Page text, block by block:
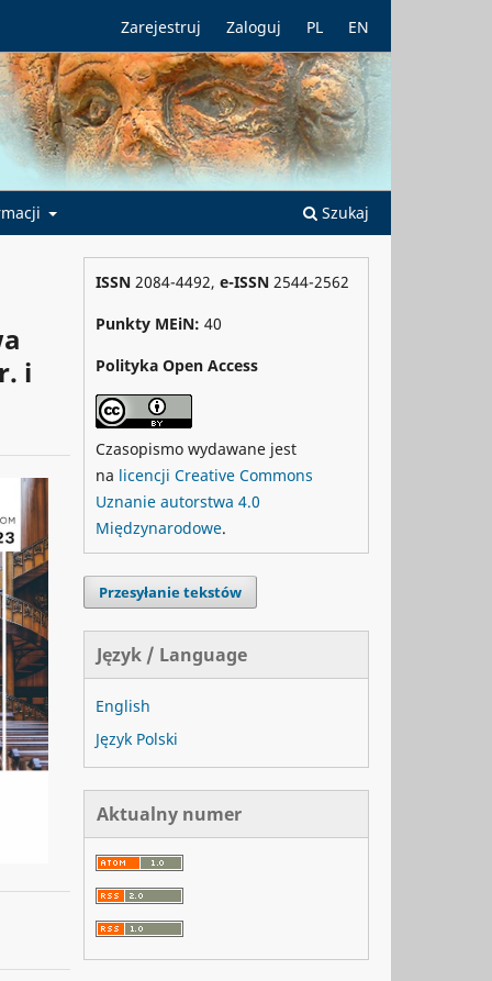
Szukaj
Zarejestruj Zaloguj PL EN
i
ISSN 2084-4492, e-ISSN 2544-2562
Punkty MEiN: 40
Polityka Open Access
Czasopismo wydawane jest
na licencji Creative Commons
Uznanie autorstwa 4.0
Międzynarodowe.
Przesyłanie tekstów
Język / Language
English
Język Polski
Aktualny numer